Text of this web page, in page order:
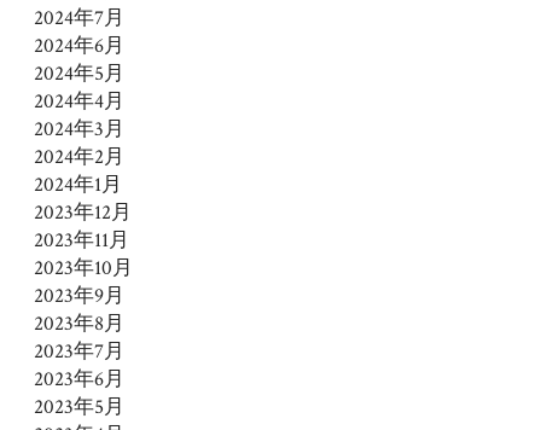
2024年7月
2024年6月
2024年5月
2024年4月
2024年3月
2024年2月
2024年1月
2023年12月
2023年11月
2023年10月
2023年9月
2023年8月
2023年7月
2023年6月
2023年5月